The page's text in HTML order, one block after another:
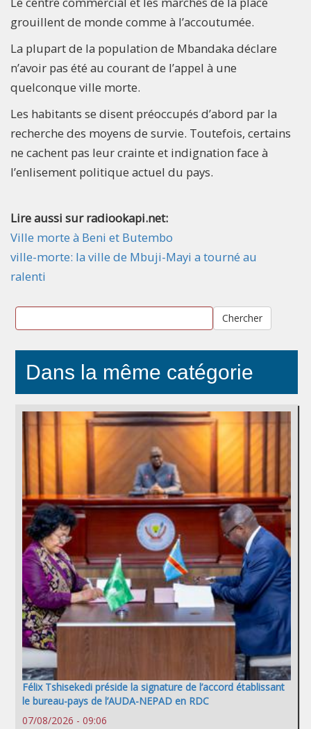
grouillent de monde comme à l’accoutumée.
La plupart de la population de Mbandaka déclare
n’avoir pas été au courant de l’appel à une
quelconque ville morte.
Les habitants se disent préoccupés d’abord par la
recherche des moyens de survie. Toutefois, certains
ne cachent pas leur crainte et indignation face à
l’enlisement politique actuel du pays.
Lire aussi sur radiookapi.net:
Ville morte à Beni et Butembo
ville-morte: la ville de Mbuji-Mayi a tourné au
ralenti
Chercher
Dans la même catégorie
Félix Tshisekedi préside la signature de l’accord établissant
le bureau-pays de l’AUDA-NEPAD en RDC
07/08/2026 - 09:06